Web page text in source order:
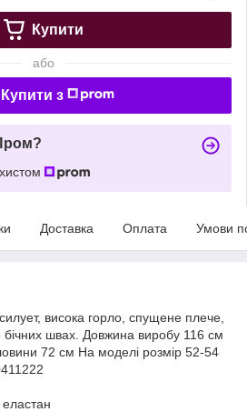
Купити
або
Купити з
Доставка Оплата Умови
висока горло, спущене плече,
бічних швах. Довжина виробу 116 см
72 см На моделі розмір 52-54